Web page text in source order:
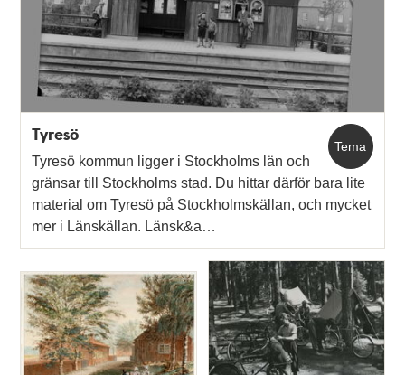
Tema
Tyresö
Tyresö kommun ligger i Stockholms län och
gränsar till Stockholms stad. Du hittar därför bara lite
material om Tyresö på Stockholmskällan, och mycket
mer i Länskällan. Länsk&a…